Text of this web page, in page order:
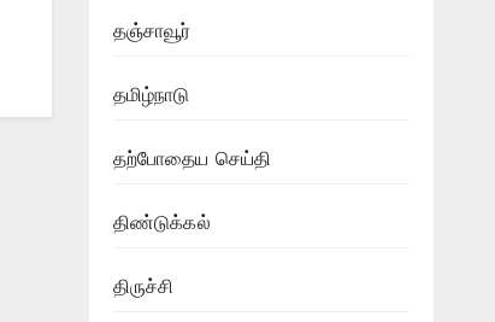
தஞ்சாவூர்
தமிழ்நாடு
தற்போதைய செய்தி
திண்டுக்கல்
திருச்சி